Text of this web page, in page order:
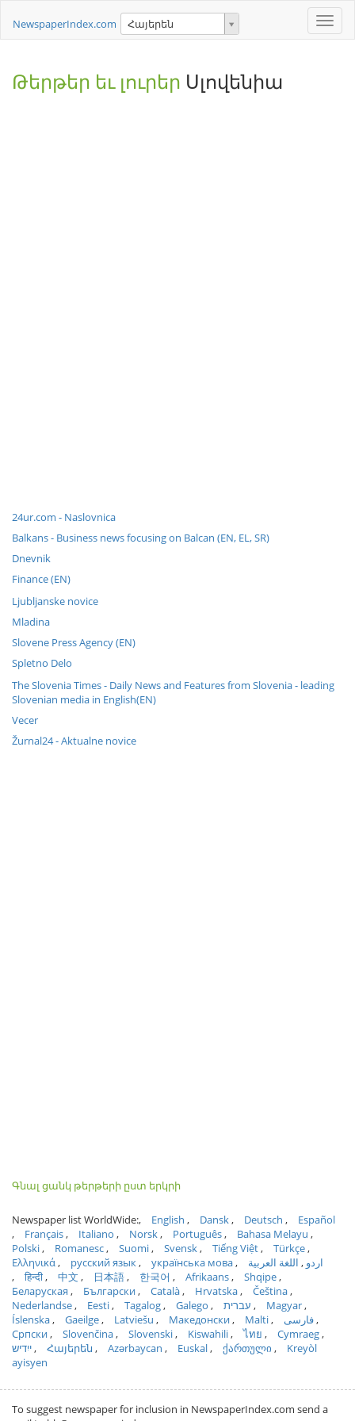
Toggle
NewspaperIndex.com Հայերեն
Թերթեր եւ լուրեր Սլովենիա
24ur.com - Naslovnica
Balkans - Business news focusing on Balcan (EN, EL, SR)
Dnevnik
Finance (EN)
Ljubljanske novice
Mladina
Slovene Press Agency (EN)
Spletno Delo
The Slovenia Times - Daily News and Features from Slovenia - leading
Slovenian media in English(EN)
Vecer
Žurnal24 - Aktualne novice
Գնալ ցանկ թերթերի ըստ երկրի
Newspaper list WorldWide: English Dansk Deutsch
Español
Français
Italiano Norsk Português
Bahasa Melayu
Polski
Romanesc Suomi Svensk Tiếng Việt
Türkçe
Ελληνικά
русский язык українська мова اردو
اللغة العربية
हिन्दी
中文 日本語 한국어 Afrikaans
Shqipe
Беларуская
Български Català Hrvatska
Čeština
Nederlandse
Eesti Tagalog Galego עברית
Magyar
Íslenska
Gaeilge Latviešu Македонски Malti
فارسی
Српски
Slovenčina Slovenski Kiswahili ไทย
Cymraeg
ייִדיש
Հայերեն Azərbaycan Euskal ქართული
Kreyòl
ayisyen
To suggest newspaper for inclusion in NewspaperIndex.com send a